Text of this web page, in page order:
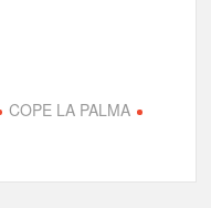
COPE LA PALMA